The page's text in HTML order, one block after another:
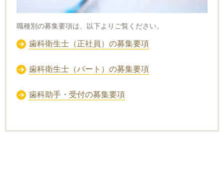
職種別の募集要項は、以下よりご覧ください。
歯科衛生士（正社員）の募集要項
歯科衛生士（パート）の募集要項
歯科助手・受付の募集要項